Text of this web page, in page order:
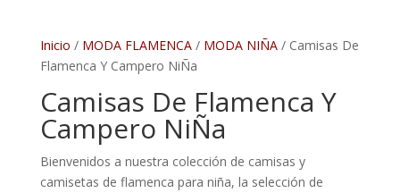
Inicio / MODA FLAMENCA/ MODA NIÑA/ Camisas De
Flamenca Y Campero NiÑa
Camisas De Flamenca Y
Campero NiÑa
Bienvenidos a nuestra colección de camisas y
camisetas de flamenca para niña, la selección de
d
u
c
o
s